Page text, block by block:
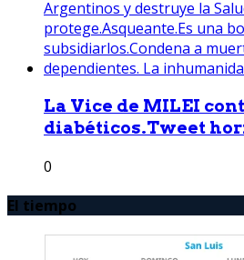
La Vice de MILEI
diabéticos.Tweet
0
El tiempo